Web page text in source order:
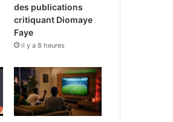
des publications
critiquant Diomaye
Faye
il y a 8 heures